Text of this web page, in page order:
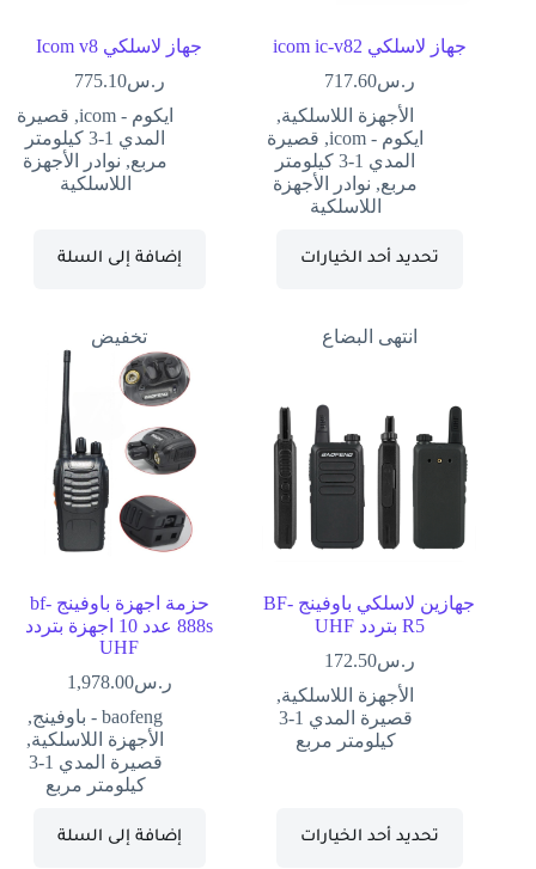
جهاز لاسلكي icom ic-v82
ر.س717.60
الأجهزة اللاسلكية,
ايكوم - icom
, قصيرة
المدي 1-3 كيلومتر
مربع, نوادر الأجهزة
اللاسلكية
تحديد أحد الخيارات
جهاز لاسلكي Icom v8
ر.س775.10
ايكوم - icom
, قصيرة
المدي 1-3 كيلومتر
مربع, نوادر الأجهزة
اللاسلكية
إضافة إلى السلة
انتهى البضاع
جهازين لاسلكي باوفينج BF-
R5 بتردد UHF
ر.س172.50
الأجهزة اللاسلكية,
قصيرة المدي 1-3
كيلومتر مربع
تحديد أحد الخيارات
تخفيض
حزمة اجهزة باوفينج bf-
888s عدد 10 اجهزة بتردد
UHF
ر.س1,978.00
baofeng - باوفينج
,
الأجهزة اللاسلكية,
قصيرة المدي 1-3
كيلومتر مربع
إضافة إلى السلة